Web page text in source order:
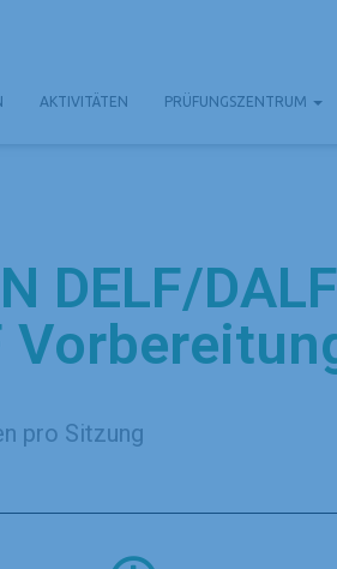
AKTIVITÄTEN PRÜFUNGSZENTRUM
DELF/DALF
pro Sitzung